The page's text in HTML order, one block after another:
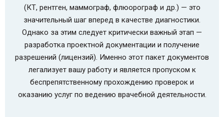
(КТ, рентген, маммограф, флюорограф и др.) — это
значительный шаг вперед в качестве диагностики.
Однако за этим следует критически важный этап —
разработка проектной документации и получение
разрешений (лицензий). Именно этот пакет документов
легализует вашу работу и является пропуском к
беспрепятственному прохождению проверок и
оказанию услуг по ведению врачебной деятельности.